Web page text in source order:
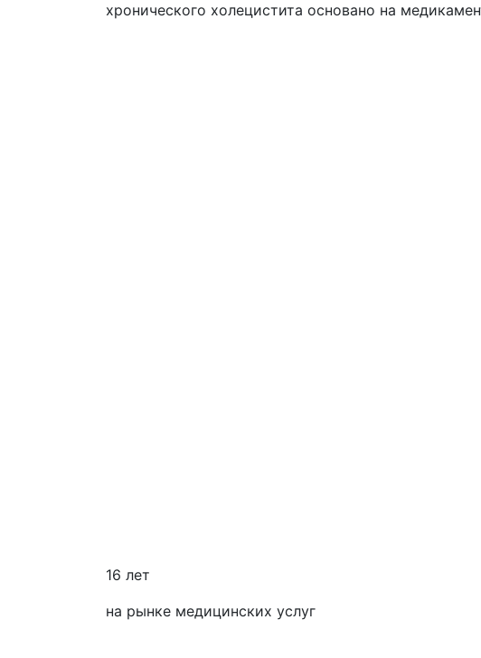
хронического холецистита основано на
16 лет
на рынке медицинских услуг